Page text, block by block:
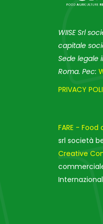
WIISE Srl
capitale
Sede legale
Roma. Pec:
PRIVACY
FARE -
srl società
Creative